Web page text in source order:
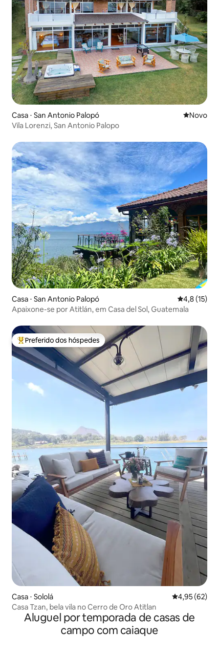
Casa ⋅ San Antonio Palopó Novo
Novo
Vila Lorenzi, San Antonio Palopo
Casa ⋅ San Antonio Palopó 4,8 de uma
4,8 (15)
Apaixone-se por Atitlán, em Casa del Sol, Guatemala
Entre os melhores preferidos dos hóspedes
Preferido dos hóspedes
Casa ⋅ Sololá 4,95 de uma
4,95 (62)
Casa Tzan, bela vila no Cerro de Oro Atitlan
Aluguel por temporada de casas de
campo com caiaque